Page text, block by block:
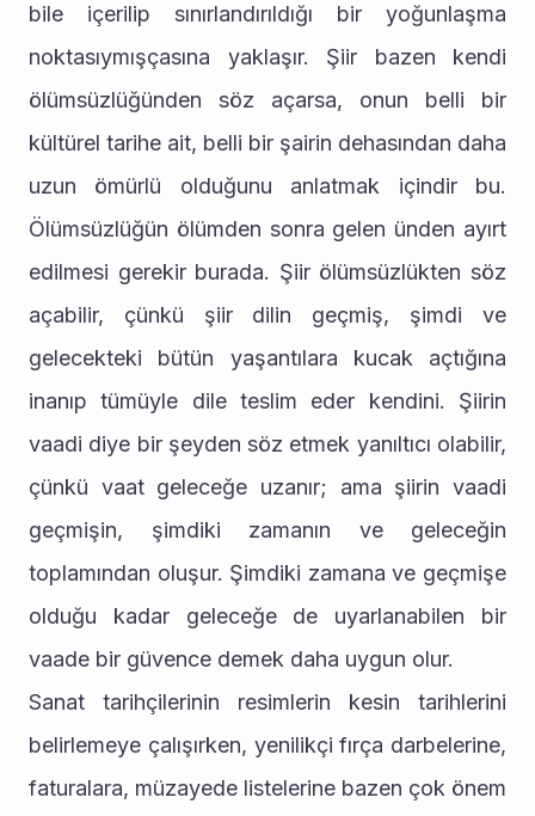
bile içerilip sınırlandırıldığı bir yoğunlaşma
noktasıymışçasına yaklaşır. Şiir bazen kendi
ölümsüzlüğünden söz açarsa, onun belli bir
kültürel tarihe ait, belli bir şairin dehasından daha
uzun ömürlü olduğunu anlatmak içindir bu.
Ölümsüzlüğün ölümden sonra gelen ünden ayırt
edilmesi gerekir burada. Şiir ölümsüzlükten söz
açabilir, çünkü şiir dilin geçmiş, şimdi ve
gelecekteki bütün yaşantılara kucak açtığına
inanıp tümüyle dile teslim eder kendini. Şiirin
vaadi diye bir şeyden söz etmek yanıltıcı olabilir,
çünkü vaat geleceğe uzanır; ama şiirin vaadi
geçmişin, şimdiki zamanın ve geleceğin
toplamından oluşur. Şimdiki zamana ve geçmişe
olduğu kadar geleceğe de uyarlanabilen bir
vaade bir güvence demek daha uygun olur.
Sanat tarihçilerinin resimlerin kesin tarihlerini
belirlemeye çalışırken, yenilikçi fırça darbelerine,
faturalara, müzayede listelerine bazen çok önem